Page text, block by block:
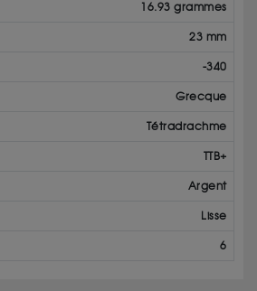
16.93 grammes
23 mm
-340
Grecque
Tétradrachme
TTB+
Argent
Lisse
6